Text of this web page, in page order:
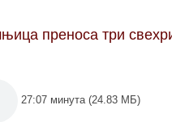
преноса три
27:07 минута (24.83 МБ)